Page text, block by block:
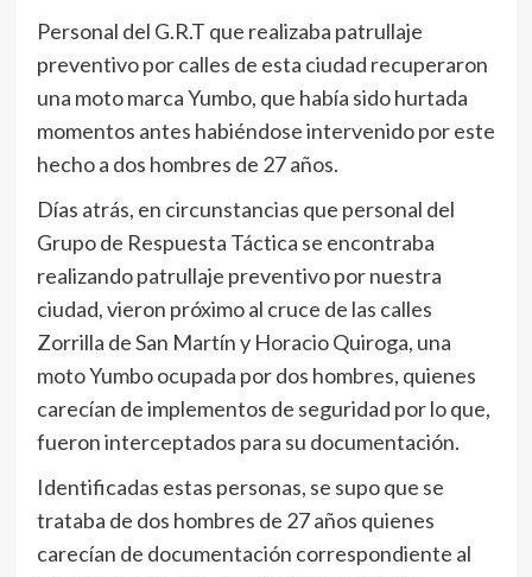
Personal del G.R.T que realizaba patrullaje
preventivo por calles de esta ciudad recuperaron
una moto marca Yumbo, que había sido hurtada
momentos antes habiéndose intervenido por este
hecho a dos hombres de 27 años.
Días atrás, en circunstancias que personal del
Grupo de Respuesta Táctica se encontraba
realizando patrullaje preventivo por nuestra
ciudad, vieron próximo al cruce de las calles
Zorrilla de San Martín y Horacio Quiroga, una
moto Yumbo ocupada por dos hombres, quienes
carecían de implementos de seguridad por lo que,
fueron interceptados para su documentación.
Identificadas estas personas, se supo que se
trataba de dos hombres de 27 años quienes
carecían de documentación correspondiente al